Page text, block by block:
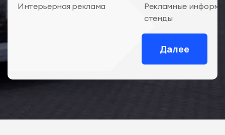
Интерьерная реклама
Рекламные
стенды
Далее